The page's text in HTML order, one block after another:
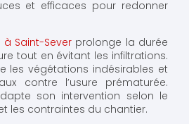
et efficaces pour redonner
Saint-Sever prolonge la durée
tout en évitant les infiltrations.
les végétations indésirables et
contre l’usure prématurée.
son intervention selon le
les contraintes du chantier.